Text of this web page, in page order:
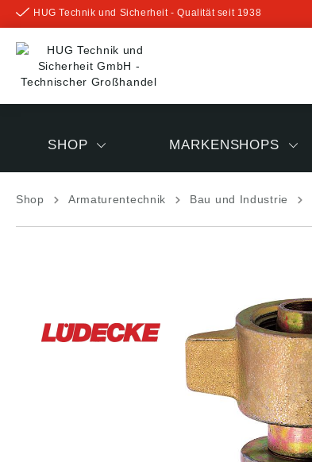
springen
HUG Technik und Sicherheit - Qualität seit 1938
SHOP MARKENSHOPS
Shop Armaturentechnik Bau und Industrie